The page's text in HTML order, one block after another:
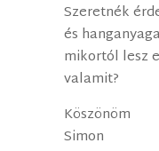
Szeretnék
és
mikortól lesz
valamit?
Köszönöm
Simon